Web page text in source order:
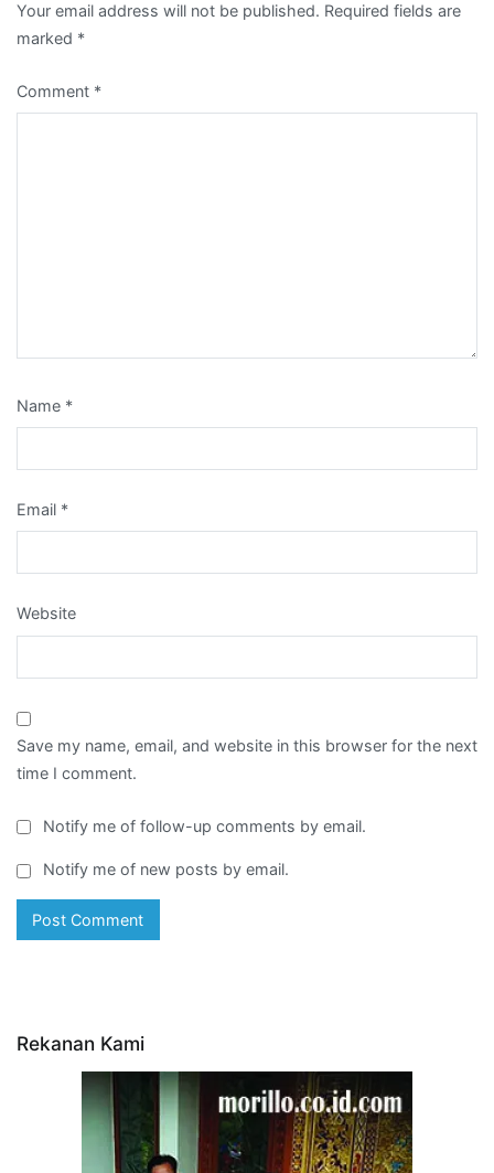
Your email address will not be published. Required fields are
marked *
Comment *
Name *
Email *
Website
Save my name, email, and website in this browser for the next
time I comment.
Notify me of follow-up comments by email.
Notify me of new posts by email.
Rekanan Kami